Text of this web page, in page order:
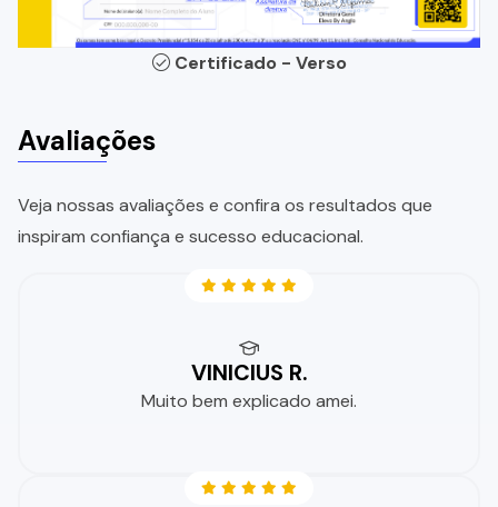
Certificado - Verso
Avaliações
Veja nossas avaliações e confira os resultados que
inspiram confiança e sucesso educacional.
VINICIUS R.
Muito bem explicado amei.